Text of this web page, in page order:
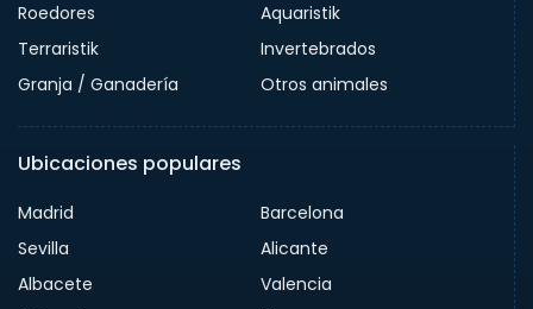
Roedores
Aquaristik
Terraristik
Invertebrados
Granja / Ganadería
Otros animales
Ubicaciones populares
Madrid
Barcelona
Sevilla
Alicante
Albacete
Valencia